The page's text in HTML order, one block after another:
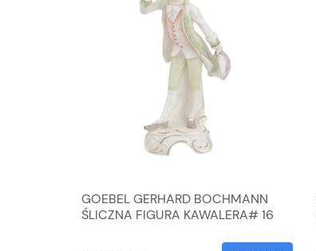
GOEBEL GERHARD BOCHMANN
ŚLICZNA FIGURA KAWALERA# 16